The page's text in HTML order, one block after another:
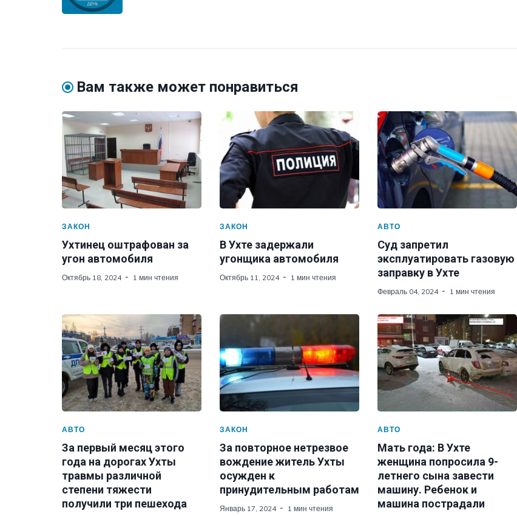
Вам также может понравиться
ЗАКОН
Ухтинец оштрафован за
угон автомобиля
Октябрь 18, 2024 1 мин чтения
ЗАКОН
В Ухте задержали
угонщика автомобиля
Октябрь 11, 2024 1 мин чтения
АВТО
Суд запретил
эксплуатировать газовую
заправку в Ухте
Февраль 04, 2024 1 мин чтения
АВТО
За первый месяц этого
года на дорогах Ухты
травмы различной
степени тяжести
получили три пешехода
ЗАКОН
За повторное нетрезвое
вождение житель Ухты
осужден к
принудительным работам
Январь 17, 2024 1 мин чтения
АВТО
Мать года: В Ухте
женщина попросила 9-
летнего сына завести
машину. Ребенок и
машина пострадали